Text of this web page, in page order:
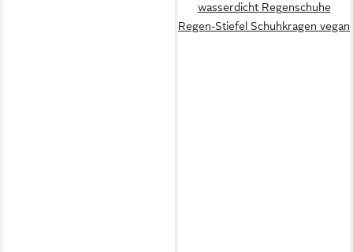
wasserdicht Regenschuhe
Regen-Stiefel Schuhkragen vegan